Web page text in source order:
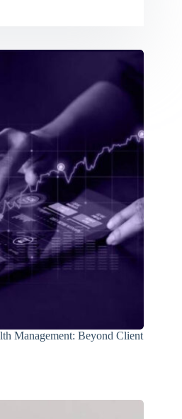
Management: Beyond Client